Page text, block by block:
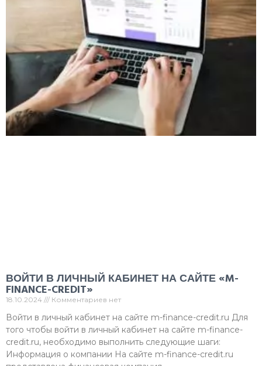
ВОЙТИ В ЛИЧНЫЙ КАБИНЕТ НА САЙТЕ «M-
FINANCE-CREDIT»
18.10.2024 Комментариев нет
Войти в личный кабинет на сайте m-finance-credit.ru Для
того чтобы войти в личный кабинет на сайте m-finance-
credit.ru, необходимо выполнить следующие шаги:
Информация о компании На сайте m-finance-credit.ru